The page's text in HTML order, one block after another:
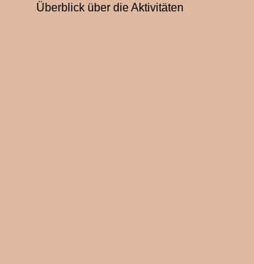
Überblick über die Aktivitäten